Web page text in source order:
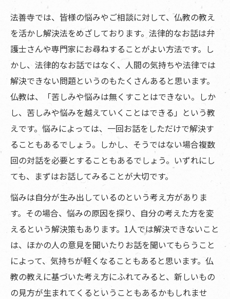
法善寺では、皆様の悩みやご相談に対して、仏教の教え
を活かし解決法をめざしております。法律的なお話は弁
護士さんや専門家にお尋ねすることがよい方法です。し
かし、法律的なお話ではなく、人間の気持ちや法律では
解決できない問題というのもたくさんあると思います。
仏教は、「苦しみや悩みは無くすことはできない。しか
し、苦しみや悩みを越えていくことはできる」という教
えです。悩みによっては、一回お話をしただけで解決す
ることもあるでしょう。しかし、そうではない場合複数
回の対話を必要とすることもあるでしょう。いずれにし
ても、まずはお話してみることが大切です。
悩みは自分が生み出しているのという考え方がありま
す。その場合、悩みの原因を探り、自分の考えた方を変
えるという解決策もあります。1人では解決できないこと
は、ほかの人の意見を聞いたりお話を聞いてもらうこと
によって、気持ちが軽くなることもあると思います。仏
教の教えに基づいた考え方にふれてみると、新しいもの
の見方が生まれてくるということもあるかもしれませ